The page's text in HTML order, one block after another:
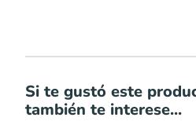
Si te gustó este
también te interese...